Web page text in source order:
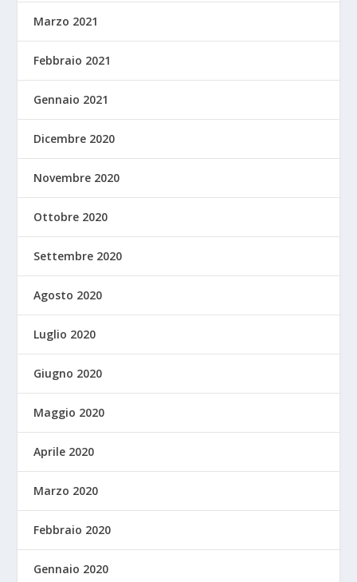
Marzo 2021
Febbraio 2021
Gennaio 2021
Dicembre 2020
Novembre 2020
Ottobre 2020
Settembre 2020
Agosto 2020
Luglio 2020
Giugno 2020
Maggio 2020
Aprile 2020
Marzo 2020
Febbraio 2020
Gennaio 2020